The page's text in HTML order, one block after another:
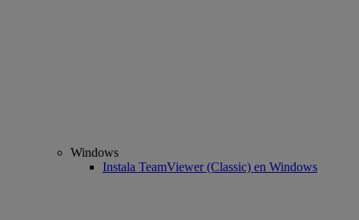
Windows
Instala TeamViewer (Classic) en Windows